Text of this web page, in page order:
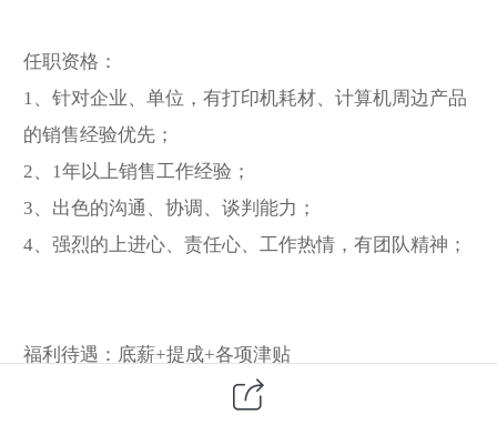
任职资格：
1、针对企业、单位，有打印机耗材、计算机周边产品
的销售经验优先；
2、1年以上销售工作经验；
3、出色的沟通、协调、谈判能力；
4、强烈的上进心、责任心、工作热情，有团队精神；
福利待遇：底薪+提成+各项津贴
1、享受社会保险（养老、失业、医疗、工伤、生育、